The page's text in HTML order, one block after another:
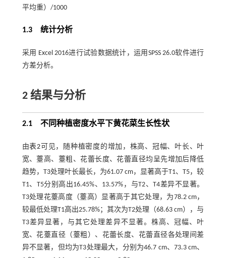
平均重）/1000
1.3 统计分析
采用 Excel 2016进行试验数据统计，运用SPSS 26.0软件进行
方差分析。
2 结果与分析
2.1 不同种植密度水平下黄花菜生长性状
由表2 可见，随种植密度的增加，株高、冠幅、叶长、叶
宽、薹高、薹粗、花蕾长度、花蕾直径均呈先增加后降低
趋势，T3处理叶长最长，为61.07 cm，显著高于T1、T5，较
T1、T5分别高出16.45%、13.57%，与T2、T4差异不显著。
T3处理花薹高度（薹高）显著高于其它处理，为78.2 cm，
较最低处理T1高出25.78%；其次为T2处理（68.63 cm），与
T3差异显著，与其它处理差异不显著。株高、冠幅、叶
宽、花薹直径（薹粗）、花蕾长度、花蕾直径各处理间差
异不显著，但均为T3处理最大，分别为46.7 cm、73.3 cm、